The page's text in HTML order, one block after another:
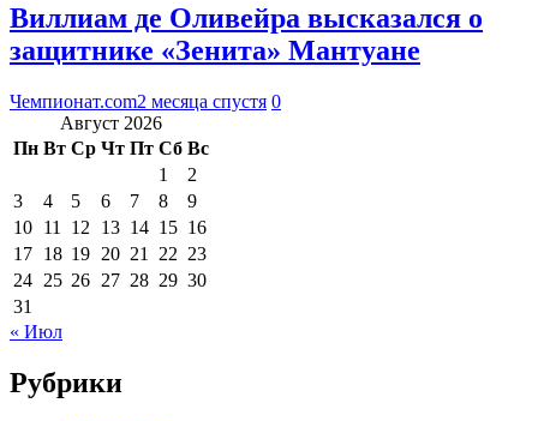
Виллиам де Оливейра высказался о
защитнике «Зенита» Мантуане
Чемпионат.com2 месяца спустя 0
Август 2026
Пн Вт Ср Чт Пт Сб Вс
1
2
3
4 5 6 7 8
9
10 11 12 13 14 15 16
17 18 19 20 21 22 23
24 25 26 27 28 29 30
31
« Июл
Рубрики